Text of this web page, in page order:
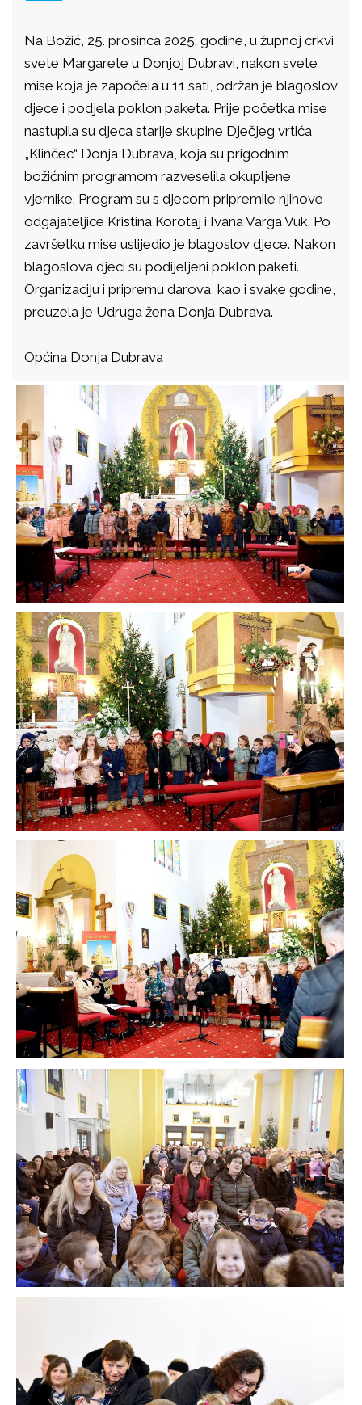
Na Božić, 25. prosinca 2025. godine, u župnoj crkvi
svete Margarete u Donjoj Dubravi, nakon svete
mise koja je započela u 11 sati, održan je blagoslov
djece i podjela poklon paketa. Prije početka mise
nastupila su djeca starije skupine Dječjeg vrtića
„Klinčec“ Donja Dubrava, koja su prigodnim
božićnim programom razveselila okupljene
vjernike. Program su s djecom pripremile njihove
odgajateljice Kristina Korotaj i Ivana Varga Vuk. Po
završetku mise uslijedio je blagoslov djece. Nakon
blagoslova djeci su podijeljeni poklon paketi.
Organizaciju i pripremu darova, kao i svake godine,
preuzela je Udruga žena Donja Dubrava.
Općina Donja Dubrava